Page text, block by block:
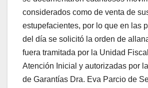
considerados como de venta de
estupefacientes, por lo que en las
del día se solicitó la orden de
fuera tramitada por la Unidad
Atención Inicial y autorizadas por
de Garantías Dra. Eva Parcio de